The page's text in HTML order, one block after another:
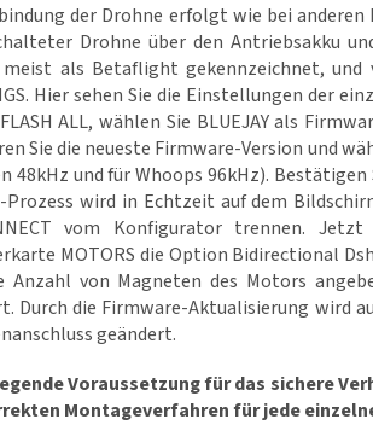
der Drohne erfolgt wie bei
Drohne über den Antriebsakku
meist als Betaflight gekennzeichnet, und
Hier sehen Sie die Einstellungen der
ALL, wählen Sie BLUEJAY als
Sie die neueste Firmware-Version und
48kHz und für Whoops 96kHz).
Prozess wird in Echtzeit auf dem
vom Konfigurator trennen.
MOTORS die Option Bidirectional
Anzahl von Magneten des Motors
Durch die Firmware-Aktualisierung wird
geändert.
Voraussetzung für das sichere
Montageverfahren für jede